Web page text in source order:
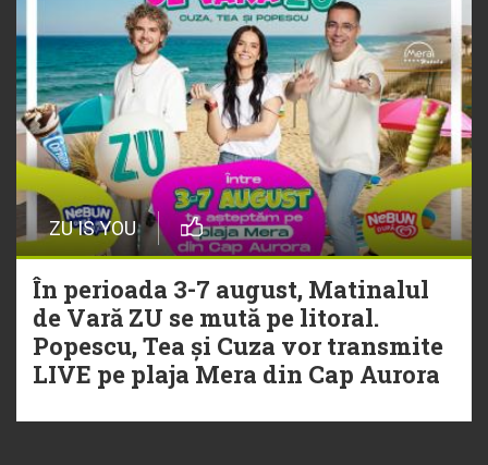
ZU IS YOU
În perioada 3-7 august, Matinalul
de Vară ZU se mută pe litoral.
Popescu, Tea și Cuza vor transmite
LIVE pe plaja Mera din Cap Aurora